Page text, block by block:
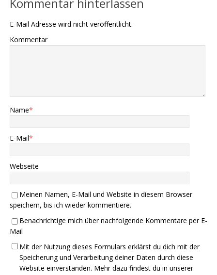
E-Mail Adresse wird nicht veröffentlicht.
Kommentar
Name*
E-Mail*
Webseite
Meinen Namen, E-Mail und Website in diesem Browser
speichern, bis ich wieder kommentiere.
Benachrichtige mich über nachfolgende Kommentare per E-
Mail
Mit der Nutzung dieses Formulars erklärst du dich mit der
Speicherung und Verarbeitung deiner Daten durch diese
Website einverstanden. Mehr dazu findest du in unserer